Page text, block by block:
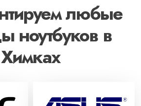
любые
ноутбуков в
Химках